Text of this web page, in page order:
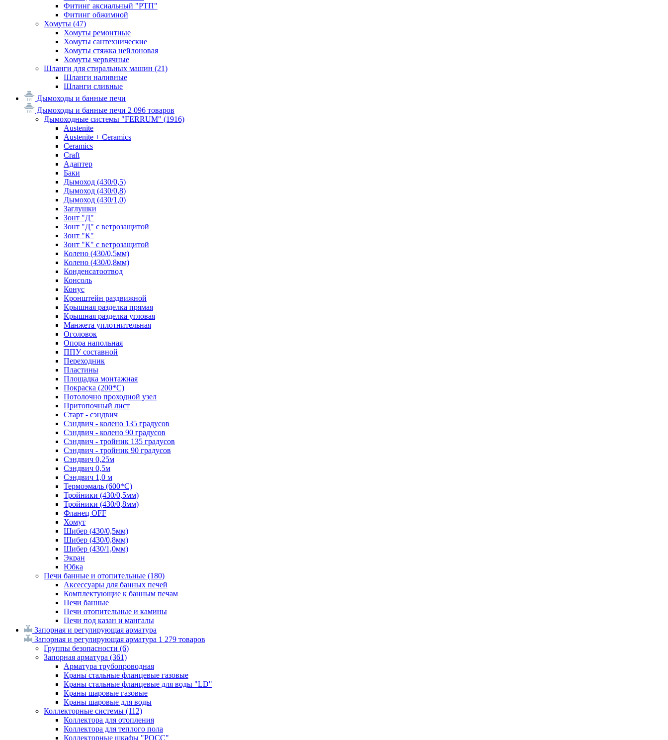
Фитинг аксиальный "РТП"
Фитинг обжимной
Хомуты (47)
Хомуты ремонтные
Хомуты сантехнические
Хомуты стяжка нейлоновая
Хомуты червячные
Шланги для стиральных машин (21)
Шланги наливные
Шланги сливные
Дымоходы и банные печи
Дымоходы и банные печи 2 096 товаров
Дымоходные системы "FERRUM" (1916)
Austenite
Austenite + Ceramics
Ceramics
Craft
Адаптер
Баки
Дымоход (430/0,5)
Дымоход (430/0,8)
Дымоход (430/1,0)
Заглушки
Зонт "Д"
Зонт "Д" с ветрозащитой
Зонт "К"
Зонт "К" с ветрозащитой
Колено (430/0,5мм)
Колено (430/0,8мм)
Конденсатоотвод
Консоль
Конус
Кронштейн раздвижной
Крышная разделка прямая
Крышная разделка угловая
Манжета уплотнительная
Оголовок
Опора напольная
ППУ составной
Переходник
Пластины
Площадка монтажная
Покраска (200*С)
Потолочно проходной узел
Притопочный лист
Старт - сэндвич
Сэндвич - колено 135 градусов
Сэндвич - колено 90 градусов
Сэндвич - тройник 135 градусов
Сэндвич - тройник 90 градусов
Сэндвич 0,25м
Сэндвич 0,5м
Сэндвич 1,0 м
Термоэмаль (600*С)
Тройники (430/0,5мм)
Тройники (430/0,8мм)
Фланец OFF
Хомут
Шибер (430/0,5мм)
Шибер (430/0,8мм)
Шибер (430/1,0мм)
Экран
Юбка
Печи банные и отопительные (180)
Аксессуары для банных печей
Комплектующие к банным печам
Печи банные
Печи отопительные и камины
Печи под казан и мангалы
Запорная и регулирующая арматура
Запорная и регулирующая арматура 1 279 товаров
Группы безопасности (6)
Запорная арматура (361)
Арматура трубопроводная
Краны стальные фланцевые газовые
Краны стальные фланцевые для воды "LD"
Краны шаровые газовые
Краны шаровые для воды
Коллекторные системы (112)
Коллектора для отопления
Коллектора для теплого пола
Коллекторные шкафы "РОСС"